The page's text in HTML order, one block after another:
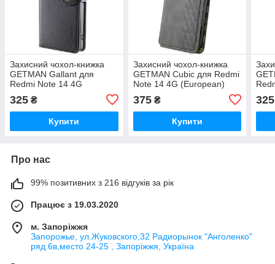
Захисний чохол-книжка
GETMAN Gallant для
Redmi Note 14 4G
325 ₴
Купити
Захисний чохол-книжка
GETMAN Cubic для Redmi
Note 14 4G (European)
375₴
Купити
325
Про нас
99% позитивних з 216 відгуків за рік
Працює з 19.03.2020
м. Запоріжжя
Запорожье, ул.Жуковского,32 Радиорынок "Анголенко"
ряд 6в,место 24-25 , Запоріжжя, Україна